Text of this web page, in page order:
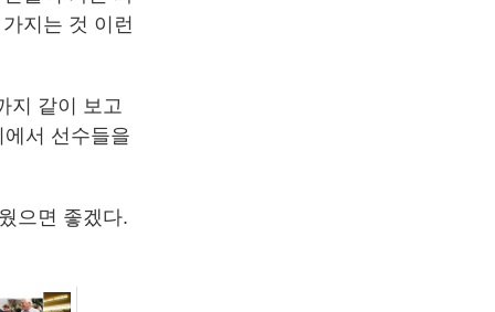
지는 것 이런
지 같이 보고
서 선수들을
으면 좋겠다.